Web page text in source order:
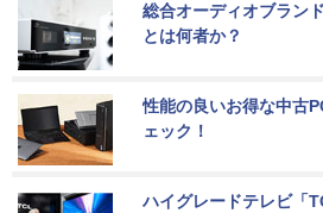
総合オーディオブラン
とは何者か？
性能の良いお得な中古
ェック！
ハイグレードテレビ「